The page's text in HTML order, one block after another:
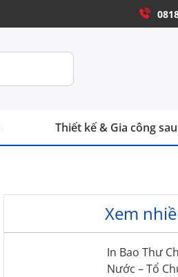
Thiết kế & Gia công
Xem
In Bao Thư
Nước – Tổ